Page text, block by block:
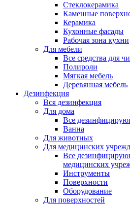
Стеклокерамика
Каменные
Керамика
Кухонные фасады
Рабочая зона кухни
Для мебели
Все средства для
Полироли
Мягкая мебель
Деревянная мебель
Дезинфекция
Вся дезинфекция
Для дома
Все
Ванна
Для животных
Для медицинских
Все
медицинских
Инструменты
Поверхности
Оборудование
Для поверхностей